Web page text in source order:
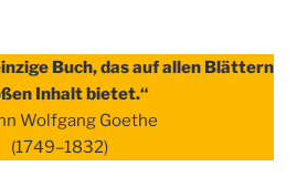
Buch, das auf allen Blättern
Inhalt bietet.“
Wolfgang Goethe
(1749–1832)